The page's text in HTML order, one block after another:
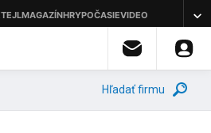
Hľadať firmu